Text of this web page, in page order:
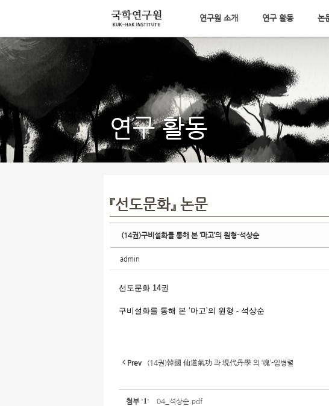
메뉴 건너뛰기
연구원 소개 연구 활동 논
연구 활동
『선도문화』 논문
(14권)구비설화를 통해 본 ‘마고’의 원형-석상순
admin
선도문화 14권
구비설화를 통해 본 ‘마고’의 원형 - 석상순
Prev (14권)韓國 仙道氣功 과 現代丹學 의 ‘魂’-임병렬
첨부 '1' 04_석상순.pdf
Sketchbook5, 스케치북5
Sketchbook5, 스케치북5